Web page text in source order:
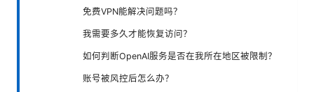
免费VPN能解决问题吗？
我需要多久才能恢复访问？
如何判断OpenAI服务是否在我所在地区被限制？
账号被风控后怎么办？